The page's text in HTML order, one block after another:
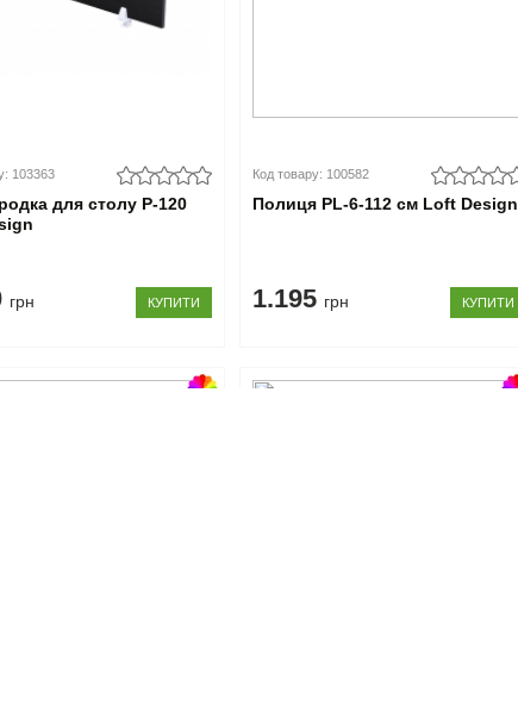
103363
для столу P-120
грн КУПИТИ
Код товару: 100582
Полиця PL-6-112 см Loft Design
1.195 грн КУПИТИ